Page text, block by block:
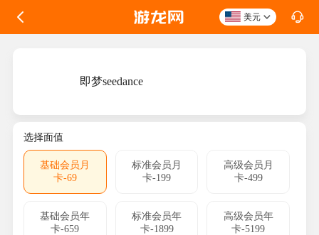
美元
即梦seedance
选择面值
基础会员月
卡-69
标准会员月
卡-199
高级会员月
卡-499
基础会员年
卡-659
标准会员年
卡-1899
高级会员年
卡-5199